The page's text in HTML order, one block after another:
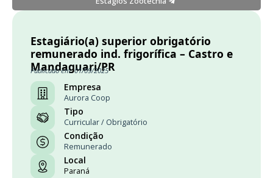
Estagiário(a) superior obrigatório
remunerado ind. frigorífica – Castro e
Mandaguari/PR
Publicado em: 01/09/2025
Empresa
Aurora Coop
Tipo
Curricular / Obrigatório
Condição
Remunerado
Local
Paraná